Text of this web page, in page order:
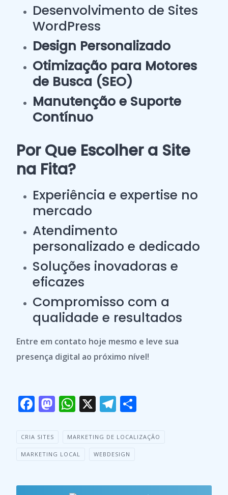
Desenvolvimento de Sites
WordPress
Design Personalizado
Otimização para Motores
de Busca (SEO)
Manutenção e Suporte
Contínuo
Por Que Escolher a Site
na Fita?
Experiência e expertise no
mercado
Atendimento
personalizado e dedicado
Soluções inovadoras e
eficazes
Compromisso com a
qualidade e resultados
Entre em contato hoje mesmo e leve sua
presença digital ao próximo nível!
F
e
b
o
M
to
d
n
W
at
s
p
X T
e
gr
m
ar
CRIA SITES MARKETING DE LOCALIZAÇÃO
MARKETING LOCAL WEBDESIGN